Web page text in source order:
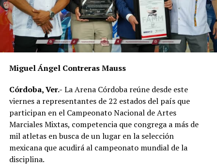
Miguel Ángel Contreras Mauss
Córdoba, Ver.- La Arena Córdoba reúne desde este
viernes a representantes de 22 estados del país que
participan en el Campeonato Nacional de Artes
Marciales Mixtas, competencia que congrega a más de
mil atletas en busca de un lugar en la selección
mexicana que acudirá al campeonato mundial de la
disciplina.